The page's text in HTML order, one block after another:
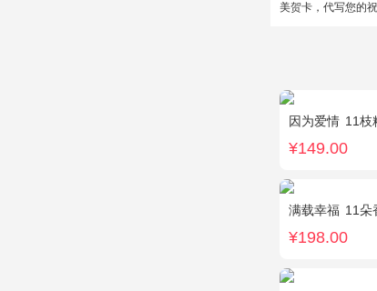
美贺卡，代写您的
因为爱情 11枝
¥149.00
满载幸福 11朵
¥198.00